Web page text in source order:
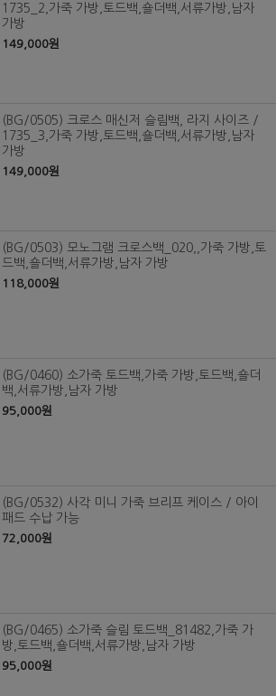
1735_2,가죽 가방,토드백,숄더백,서류가방,남자
가방
149,000원
(BG/0505) 크로스 매신저 슬림백, 라지 사이즈 /
1735_3,가죽 가방,토드백,숄더백,서류가방,남자
가방
149,000원
(BG/0503) 모노그램 크로스백_020,,가죽 가방,토
드백,숄더백,서류가방,남자 가방
118,000원
(BG/0460) 소가죽 토드백,가죽 가방,토드백,숄더
백,서류가방,남자 가방
95,000원
(BG/0532) 사각 미니 가죽 브리프 케이스 / 아이
패드 수납 가능
72,000원
(BG/0465) 소가죽 슬림 토드백_81482,가죽 가
방,토드백,숄더백,서류가방,남자 가방
95,000원